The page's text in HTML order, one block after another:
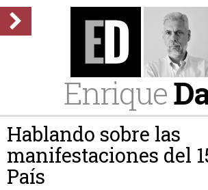
Enrique
Hablando sobre las
manifestaciones del
País